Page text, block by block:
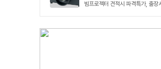
빔프로젝터 견적시 파격특가, 출장